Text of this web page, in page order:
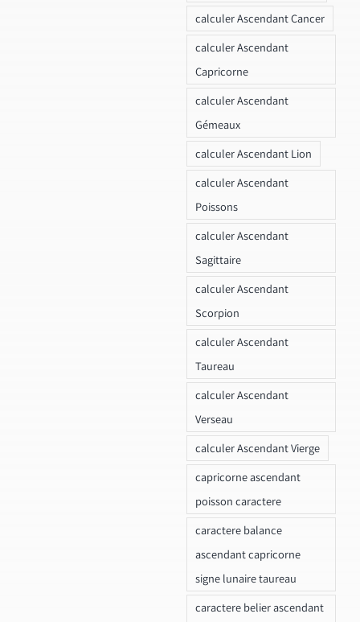
calculer Ascendant Cancer
calculer Ascendant
Capricorne
calculer Ascendant
Gémeaux
calculer Ascendant Lion
calculer Ascendant
Poissons
calculer Ascendant
Sagittaire
calculer Ascendant
Scorpion
calculer Ascendant
Taureau
calculer Ascendant
Verseau
calculer Ascendant Vierge
capricorne ascendant
poisson caractere
caractere balance
ascendant capricorne
signe lunaire taureau
caractere belier ascendant